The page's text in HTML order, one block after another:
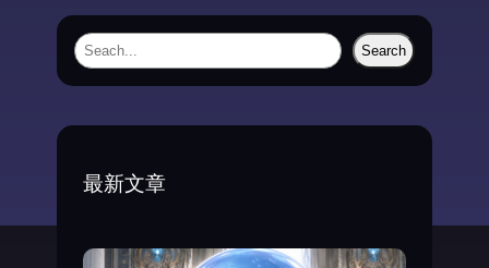
雷
上
S
Search
最新文章